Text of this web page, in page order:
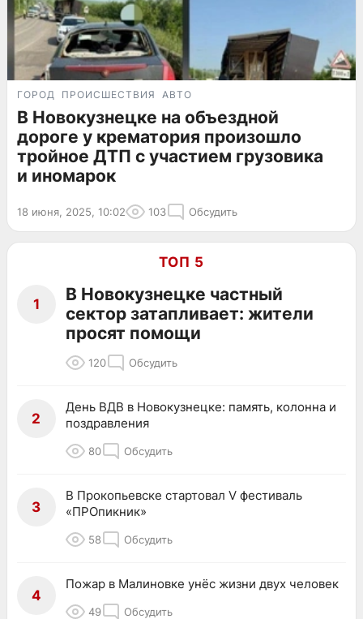
ГОРОД ПРОИСШЕСТВИЯ АВТО
В Новокузнецке на объездной
дороге у крематория произошло
тройное ДТП с участием грузовика
и иномарок
18 июня, 2025, 10:02 103 Обсудить
ТОП 5
1
В Новокузнецке частный
сектор затапливает: жители
просят помощи
120 Обсудить
2
День ВДВ в Новокузнецке: память, колонна и
поздравления
80 Обсудить
3
В Прокопьевске стартовал V фестиваль
«ПРОпикник»
58 Обсудить
4
Пожар в Малиновке унёс жизни двух человек
49 Обсудить